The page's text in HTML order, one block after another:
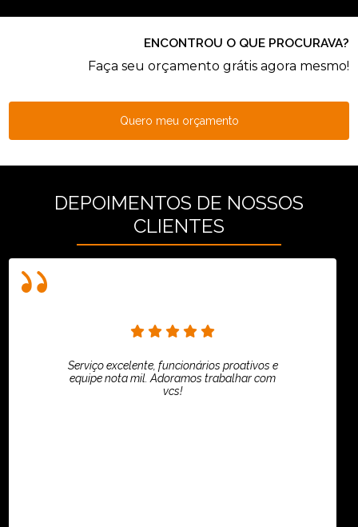
ENCONTROU O QUE PROCURAVA?
Faça seu orçamento grátis agora mesmo!
Quero meu orçamento
DEPOIMENTOS DE NOSSOS
CLIENTES
Serviço excelente, funcionários proativos e
equipe nota mil. Adoramos trabalhar com
vcs!